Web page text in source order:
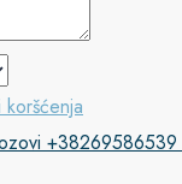
koršćenja
+38269586539